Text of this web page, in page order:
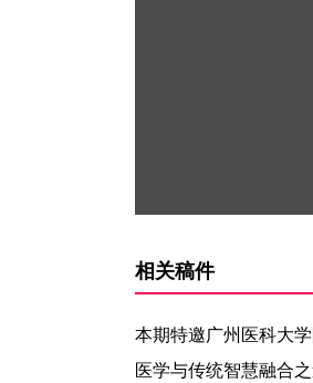
相关稿件
本期特邀广州医科大
医学与传统智慧融合